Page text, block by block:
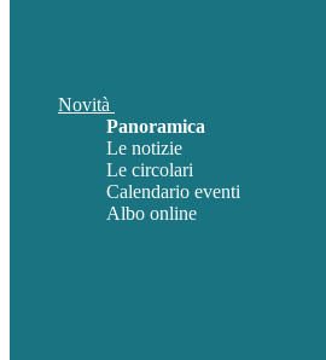
Novità
Panoramica
Le notizie
Le circolari
Calendario eventi
Albo online